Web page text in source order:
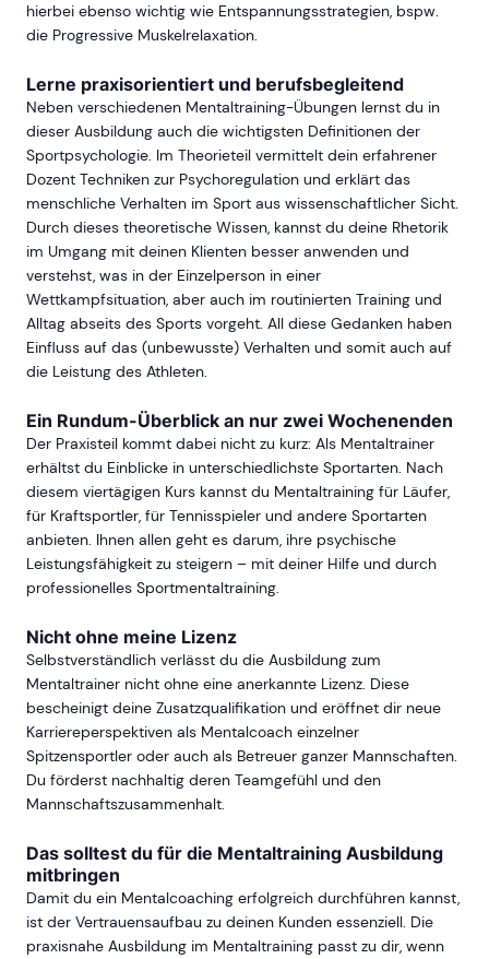
hierbei ebenso wichtig wie Entspannungsstrategien, bspw.
die Progressive Muskelrelaxation.
Lerne praxisorientiert und berufsbegleitend
Neben verschiedenen Mentaltraining-Übungen lernst du in
dieser Ausbildung auch die wichtigsten Definitionen der
Sportpsychologie. Im Theorieteil vermittelt dein erfahrener
Dozent Techniken zur Psychoregulation und erklärt das
menschliche Verhalten im Sport aus wissenschaftlicher Sicht.
Durch dieses theoretische Wissen, kannst du deine Rhetorik
im Umgang mit deinen Klienten besser anwenden und
verstehst, was in der Einzelperson in einer
Wettkampfsituation, aber auch im routinierten Training und
Alltag abseits des Sports vorgeht. All diese Gedanken haben
Einfluss auf das (unbewusste) Verhalten und somit auch auf
die Leistung des Athleten.
Ein Rundum-Überblick an nur zwei Wochenenden
Der Praxisteil kommt dabei nicht zu kurz: Als Mentaltrainer
erhältst du Einblicke in unterschiedlichste Sportarten. Nach
diesem viertägigen Kurs kannst du Mentaltraining für Läufer,
für Kraftsportler, für Tennisspieler und andere Sportarten
anbieten. Ihnen allen geht es darum, ihre psychische
Leistungsfähigkeit zu steigern – mit deiner Hilfe und durch
professionelles Sportmentaltraining.
Nicht ohne meine Lizenz
Selbstverständlich verlässt du die Ausbildung zum
Mentaltrainer nicht ohne eine anerkannte Lizenz. Diese
bescheinigt deine Zusatzqualifikation und eröffnet dir neue
Karriereperspektiven als Mentalcoach einzelner
Spitzensportler oder auch als Betreuer ganzer Mannschaften.
Du förderst nachhaltig deren Teamgefühl und den
Mannschaftszusammenhalt.
Das solltest du für die Mentaltraining Ausbildung
mitbringen
Damit du ein Mentalcoaching erfolgreich durchführen kannst,
ist der Vertrauensaufbau zu deinen Kunden essenziell. Die
praxisnahe Ausbildung im Mentaltraining passt zu dir, wenn